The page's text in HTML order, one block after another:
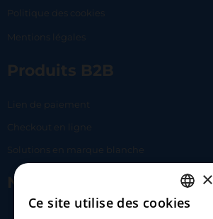
Politique des cookies
Mentions légales
Produits B2B
Lien de paiement
Checkout en ligne
Solutions en marque blanche
Nous contacter
FRENCH
×
Ce site utilise des cookies